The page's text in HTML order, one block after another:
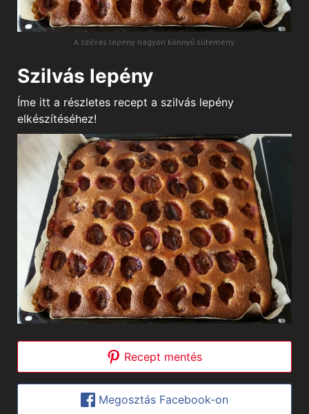
A szilvás lepény nagyon könnyű sütemény.
Szilvás lepény
Íme itt a részletes recept a szilvás lepény
elkészítéséhez!
Recept mentés
Megosztás Facebook-on